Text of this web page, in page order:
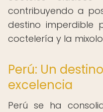
contribuyendo a
destino imperdible
coctelería y la
Perú: Un
excelencia
Perú se ha